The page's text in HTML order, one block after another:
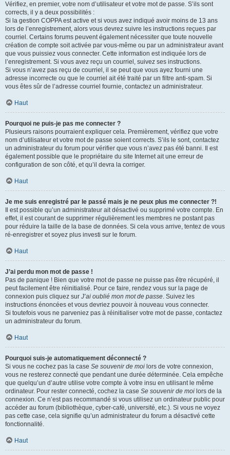
Vérifiez, en premier, votre nom d’utilisateur et votre mot de passe. S’ils sont
corrects, il y a deux possibilités :
Si la gestion COPPA est active et si vous avez indiqué avoir moins de 13 ans
lors de l’enregistrement, alors vous devrez suivre les instructions reçues par
courriel. Certains forums peuvent également nécessiter que toute nouvelle
création de compte soit activée par vous-même ou par un administrateur avant
que vous puissiez vous connecter. Cette information est indiquée lors de
l’enregistrement. Si vous avez reçu un courriel, suivez ses instructions.
Si vous n’avez pas reçu de courriel, il se peut que vous ayez fourni une
adresse incorrecte ou que le courriel ait été traité par un filtre anti-spam. Si
vous êtes sûr de l’adresse courriel fournie, contactez un administrateur.
Haut
Pourquoi ne puis-je pas me connecter ?
Plusieurs raisons pourraient expliquer cela. Premièrement, vérifiez que votre
nom d’utilisateur et votre mot de passe soient corrects. S’ils le sont, contactez
un administrateur du forum pour vérifier que vous n’avez pas été banni. Il est
également possible que le propriétaire du site Internet ait une erreur de
configuration de son côté, et qu’il devra la corriger.
Haut
Je me suis enregistré par le passé mais je ne peux plus me connecter ?!
Il est possible qu’un administrateur ait désactivé ou supprimé votre compte. En
effet, il est courant de supprimer régulièrement les membres ne postant pas
pour réduire la taille de la base de données. Si cela vous arrive, tentez de vous
ré-enregistrer et soyez plus investi sur le forum.
Haut
J’ai perdu mon mot de passe !
Pas de panique ! Bien que votre mot de passe ne puisse pas être récupéré, il
peut facilement être réinitialisé. Pour ce faire, rendez vous sur la page de
connexion puis cliquez sur J’ai oublié mon mot de passe. Suivez les
instructions énoncées et vous devriez pouvoir à nouveau vous connecter.
Si toutefois vous ne parveniez pas à réinitialiser votre mot de passe, contactez
un administrateur du forum.
Haut
Pourquoi suis-je automatiquement déconnecté ?
Si vous ne cochez pas la case Se souvenir de moi lors de votre connexion,
vous ne resterez connecté que pendant une durée déterminée. Cela empêche
que quelqu’un d’autre utilise votre compte à votre insu en utilisant le même
ordinateur. Pour rester connecté, cochez la case Se souvenir de moi lors de la
connexion. Ce n’est pas recommandé si vous utilisez un ordinateur public pour
accéder au forum (bibliothèque, cyber-café, université, etc.). Si vous ne voyez
pas cette case, cela signifie qu’un administrateur du forum a désactivé cette
fonctionnalité.
Haut